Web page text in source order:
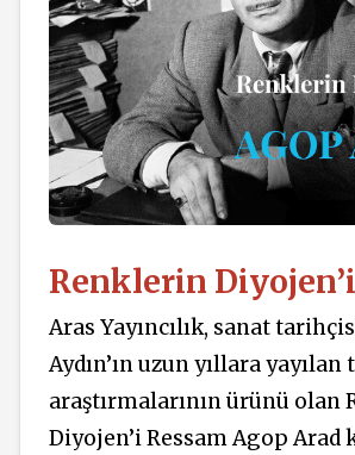
Renklerin Diyojen’i
Aras Yayıncılık, sanat
Aydın’ın uzun yıllara yayılan
araştırmalarının ürünü olan
Diyojen’i Ressam Agop Arad